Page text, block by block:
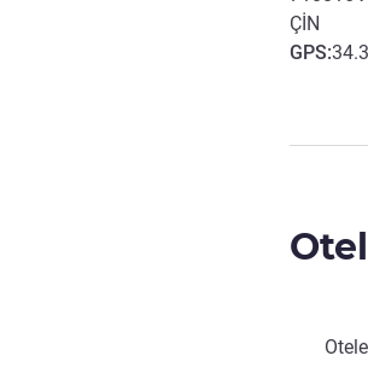
ÇIN
GPS: